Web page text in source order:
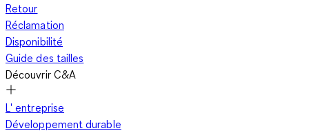
Retour
Réclamation
Disponibilité
Guide des tailles
Découvrir C&A
L' entreprise
Développement durable